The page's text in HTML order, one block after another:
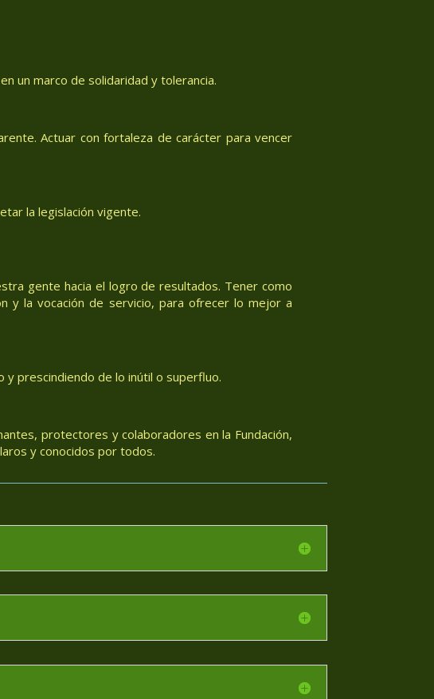
un marco de solidaridad y tolerancia.
Actuar con fortaleza de carácter para vencer
la legislación vigente.
gente hacia el logro de resultados. Tener como
y la vocación de servicio, para ofrecer lo mejor a
prescindiendo de lo inútil o superfluo.
protectores y colaboradores en la Fundación,
y conocidos por todos.